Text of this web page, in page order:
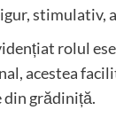
stimulativ,
rolul
acestea
grădiniță.